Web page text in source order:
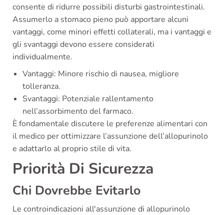
consente di ridurre possibili disturbi gastrointestinali.
Assumerlo a stomaco pieno può apportare alcuni
vantaggi, come minori effetti collaterali, ma i vantaggi e
gli svantaggi devono essere considerati
individualmente.
Vantaggi: Minore rischio di nausea, migliore
tolleranza.
Svantaggi: Potenziale rallentamento
nell’assorbimento del farmaco.
È fondamentale discutere le preferenze alimentari con
il medico per ottimizzare l’assunzione dell’allopurinolo
e adattarlo al proprio stile di vita.
Priorità Di Sicurezza
Chi Dovrebbe Evitarlo
Le controindicazioni all'assunzione di allopurinolo